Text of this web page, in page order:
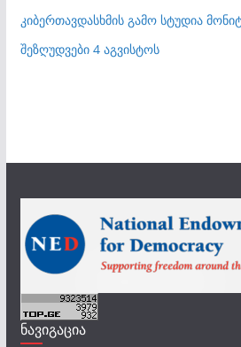
კიბერთავდასხმის გამო სტუდია
შეზღუდვები 4 აგვისტოს
ნავიგაცია